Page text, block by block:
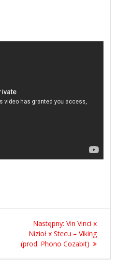
Następny: Następny
wpis:
Vin Vinci x
Nizioł x Stecu – Viking
(prod. Phono Cozabit)